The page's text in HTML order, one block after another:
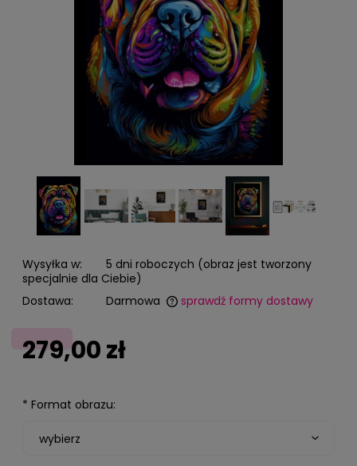
Wysyłka w:
5 dni roboczych (obraz jest tworzony
specjalnie dla Ciebie)
Dostawa:
Darmowa sprawdź formy dostawy
279,00 zł
* Format obrazu: